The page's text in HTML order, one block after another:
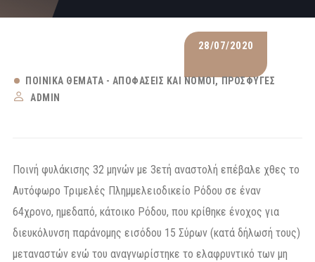
28/07/2020
ΠΟΙΝΙΚΆ ΘΈΜΑΤΑ - ΑΠΟΦΆΣΕΙΣ ΚΑΙ ΝΌΜΟΙ ΠΡΌΣΦΥΓΕΣ
ADMIN
Ποινή φυλάκισης 32 μηνών με 3ετή αναστολή επέβαλε χθες το
Αυτόφωρο Τριμελές Πλημμελειοδικείο Ρόδου σε έναν
64χρονο, ημεδαπό, κάτοικο Ρόδου, που κρίθηκε ένοχος για
διευκόλυνση παράνομης εισόδου 15 Σύρων (κατά δήλωσή τους)
μεταναστών ενώ του αναγνωρίστηκε το ελαφρυντικό των μη